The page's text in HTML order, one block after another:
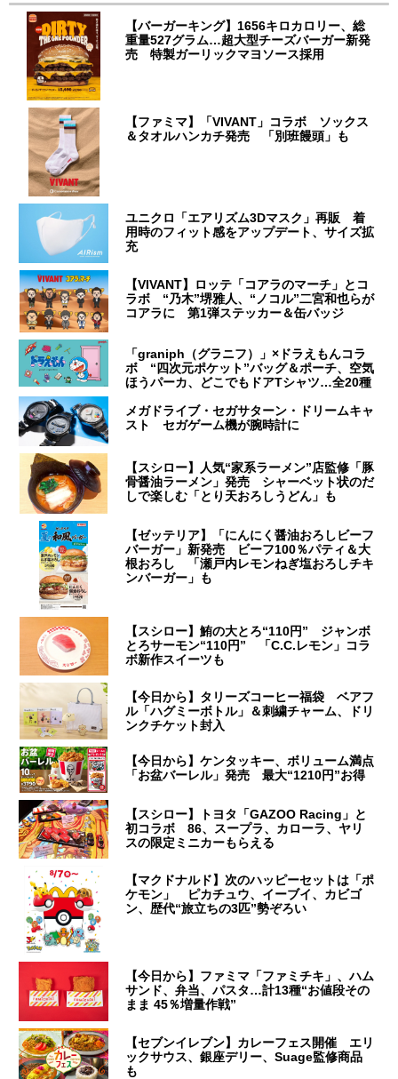
【バーガーキング】1656キロカロリー、総
重量527グラム…超大型チーズバーガー新発
売 特製ガーリックマヨソース採用
【ファミマ】「VIVANT」コラボ ソックス
＆タオルハンカチ発売 「別班饅頭」も
ユニクロ「エアリズム3Dマスク」再販 着
用時のフィット感をアップデート、サイズ拡
充
【VIVANT】ロッテ「コアラのマーチ」とコ
ラボ “乃木”堺雅人、“ノコル”二宮和也らが
コアラに 第1弾ステッカー＆缶バッジ
「graniph（グラニフ）」×ドラえもんコラ
ボ “四次元ポケット”バッグ＆ポーチ、空気
ほうパーカ、どこでもドアTシャツ…全20種
メガドライブ・セガサターン・ドリームキャ
スト セガゲーム機が腕時計に
【スシロー】人気“家系ラーメン”店監修「豚
骨醤油ラーメン」発売 シャーベット状のだ
しで楽しむ「とり天おろしうどん」も
【ゼッテリア】「にんにく醤油おろしビーフ
バーガー」新発売 ビーフ100％パティ＆大
根おろし 「瀬戸内レモンねぎ塩おろしチキ
ンバーガー」も
【スシロー】鮪の大とろ“110円” ジャンボ
とろサーモン“110円” 「C.C.レモン」コラ
ボ新作スイーツも
【今日から】タリーズコーヒー福袋 ベアフ
ル「ハグミーボトル」＆刺繍チャーム、ドリ
ンクチケット封入
【今日から】ケンタッキー、ボリューム満点
「お盆バーレル」発売 最大“1210円”お得
【スシロー】トヨタ「GAZOO Racing」と
初コラボ 86、スープラ、カローラ、ヤリ
スの限定ミニカーもらえる
【マクドナルド】次のハッピーセットは「ポ
ケモン」 ピカチュウ、イーブイ、カビゴ
ン、歴代“旅立ちの3匹”勢ぞろい
【今日から】ファミマ「ファミチキ」、ハム
サンド、弁当、パスタ…計13種“お値段その
まま 45％増量作戦”
【セブンイレブン】カレーフェス開催 エリ
ックサウス、銀座デリー、Suage監修商品
も